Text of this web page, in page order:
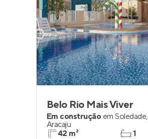
Belo Rio Mais Viver
Em construção em Soledade,
Aracaju
42 m²
1